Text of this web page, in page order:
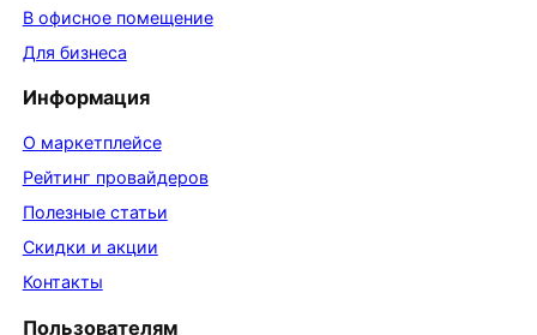
В офисное помещение
Для бизнеса
Информация
О маркетплейсе
Рейтинг провайдеров
Полезные статьи
Скидки и акции
Контакты
Пользователям